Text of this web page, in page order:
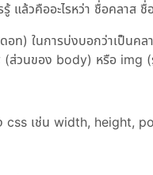
แล้วคืออะไรหว่า ชื่อคลาส
อท) ในการบ่งบอกว่าเป็นค
(ส่วนของ body) หรือ img
เช่น width, height,